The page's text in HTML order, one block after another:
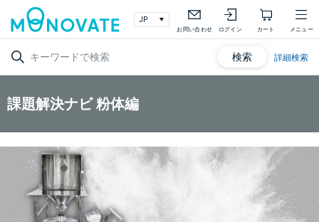
お問い合わせ ログイン カート メニュー
検索 詳細検索
課題解決ナビ 粉体編